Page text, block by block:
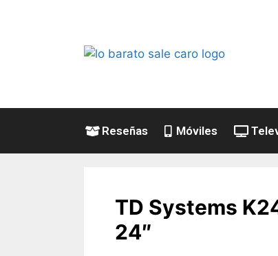
Reseñas Móviles
TD Systems
24″